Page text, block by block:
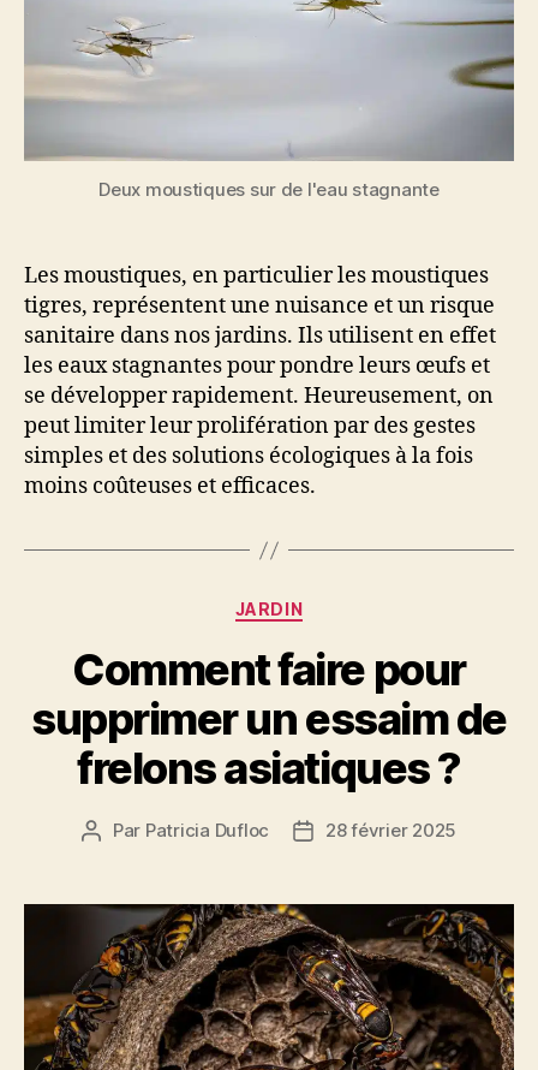
Deux moustiques sur de l'eau stagnante
Les moustiques, en particulier les moustiques
tigres, représentent une nuisance et un risque
sanitaire dans nos jardins. Ils utilisent en effet
les eaux stagnantes pour pondre leurs œufs et
se développer rapidement. Heureusement, on
peut limiter leur prolifération par des gestes
simples et des solutions écologiques à la fois
moins coûteuses et efficaces.
Catégories
JARDIN
Comment faire pour
supprimer un essaim de
frelons asiatiques ?
Auteur
Par Patricia Dufloc
Date28 février 2025